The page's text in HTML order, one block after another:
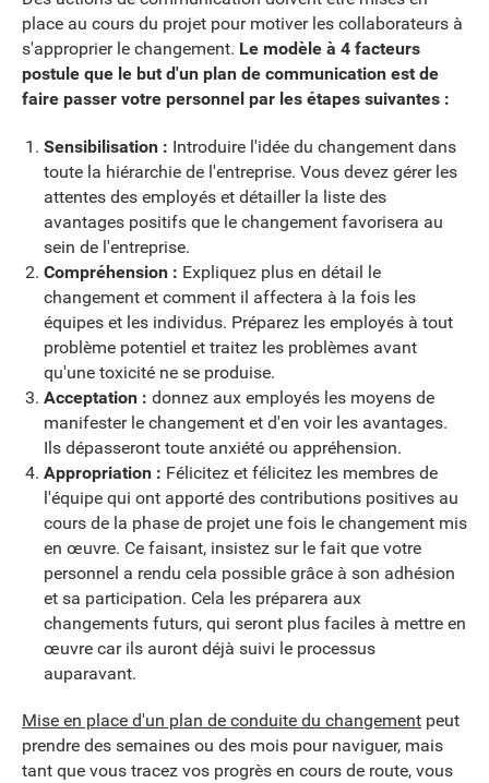
place au cours du projet pour motiver les collaborateurs à
s'approprier le changement. Le modèle à 4 facteurs
postule que le but d'un plan de communication est de
faire passer votre personnel par les étapes suivantes :
Sensibilisation : Introduire l'idée du changement dans
toute la hiérarchie de l'entreprise. Vous devez gérer les
attentes des employés et détailler la liste des
avantages positifs que le changement favorisera au
sein de l'entreprise.
Compréhension : Expliquez plus en détail le
changement et comment il affectera à la fois les
équipes et les individus. Préparez les employés à tout
problème potentiel et traitez les problèmes avant
qu'une toxicité ne se produise.
Acceptation : donnez aux employés les moyens de
manifester le changement et d'en voir les avantages.
Ils dépasseront toute anxiété ou appréhension.
Appropriation : Félicitez et félicitez les membres de
l'équipe qui ont apporté des contributions positives au
cours de la phase de projet une fois le changement mis
en œuvre. Ce faisant, insistez sur le fait que votre
personnel a rendu cela possible grâce à son adhésion
et sa participation. Cela les préparera aux
changements futurs, qui seront plus faciles à mettre en
œuvre car ils auront déjà suivi le processus
auparavant.
Mise en place d'un plan de conduite du changement peut
prendre des semaines ou des mois pour naviguer, mais
tant que vous tracez vos progrès en cours de route, vous